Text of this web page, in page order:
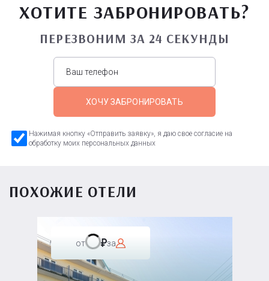
ХОТИТЕ ЗАБРОНИРОВАТЬ?
ПЕРЕЗВОНИМ ЗА 24 СЕКУНДЫ
ХОЧУ ЗАБРОНИРОВАТЬ
Нажимая кнопку «Отправить заявку», я даю свое согласие на
обработку моих персональных данных
ПОХОЖИЕ ОТЕЛИ
от за